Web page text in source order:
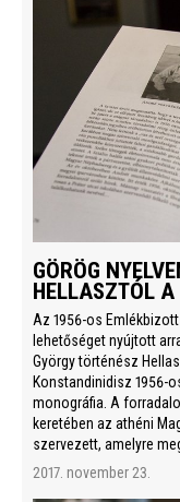
GÖRÖG
HELLASZTÓL A
Az 1956-os
lehetőséget nyújtott
György történész
Konstandinidisz 1956-
monográfia. A
keretében az athéni
szervezett, amelyre
2017. november 23.